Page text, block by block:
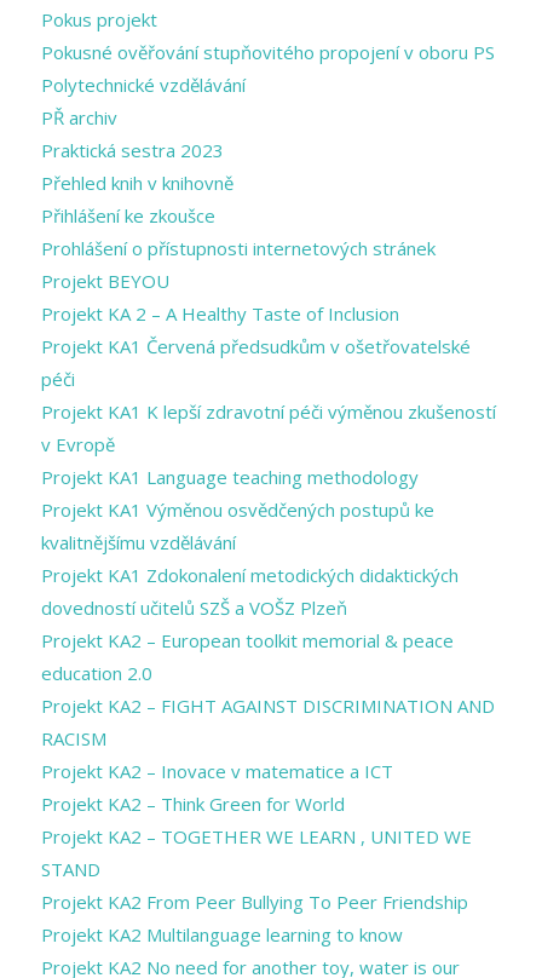
Pokus projekt
Pokusné ověřování stupňovitého propojení v oboru PS
Polytechnické vzdělávání
PŘ archiv
Praktická sestra 2023
Přehled knih v knihovně
Přihlášení ke zkoušce
Prohlášení o přístupnosti internetových stránek
Projekt BEYOU
Projekt KA 2 – A Healthy Taste of Inclusion
Projekt KA1 Červená předsudkům v ošetřovatelské
péči
Projekt KA1 K lepší zdravotní péči výměnou zkušeností
v Evropě
Projekt KA1 Language teaching methodology
Projekt KA1 Výměnou osvědčených postupů ke
kvalitnějšímu vzdělávání
Projekt KA1 Zdokonalení metodických didaktických
dovedností učitelů SZŠ a VOŠZ Plzeň
Projekt KA2 – European toolkit memorial & peace
education 2.0
Projekt KA2 – FIGHT AGAINST DISCRIMINATION AND
RACISM
Projekt KA2 – Inovace v matematice a ICT
Projekt KA2 – Think Green for World
Projekt KA2 – TOGETHER WE LEARN , UNITED WE
STAND
Projekt KA2 From Peer Bullying To Peer Friendship
Projekt KA2 Multilanguage learning to know
Projekt KA2 No need for another toy, water is our